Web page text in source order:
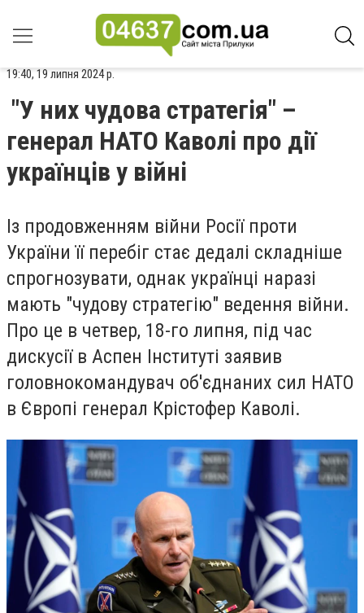
19:40, 19 липня 2024 р.
"У них чудова стратегія" –
генерал НАТО Каволі про дії
українців у війні
Із продовженням війни Росії проти
України її перебіг стає дедалі складніше
спрогнозувати, однак українці наразі
мають "чудову стратегію" ведення війни.
Про це в четвер, 18-го липня, під час
дискусії в Аспен Інституті заявив
головнокомандувач об'єднаних сил НАТО
в Європі генерал Крістофер Каволі.